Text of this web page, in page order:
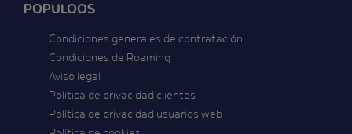
POPULOOS
Condiciones generales de contratación
Condiciones de Roaming
Aviso legal
Política de privacidad clientes
Política de privacidad usuarios web